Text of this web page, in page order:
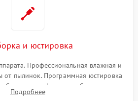
и юстировка
Профессиональная влажная и
от пылинок. Программная юстировка
автофокуса, стабилизатора и
с помощью сервисного ПО.
Подробнее